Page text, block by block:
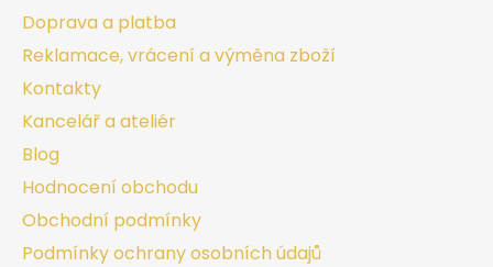
Doprava a platba
Reklamace, vrácení a výměna zboží
Kontakty
Kancelář a ateliér
Blog
Hodnocení obchodu
Obchodní podmínky
Podmínky ochrany osobních údajů